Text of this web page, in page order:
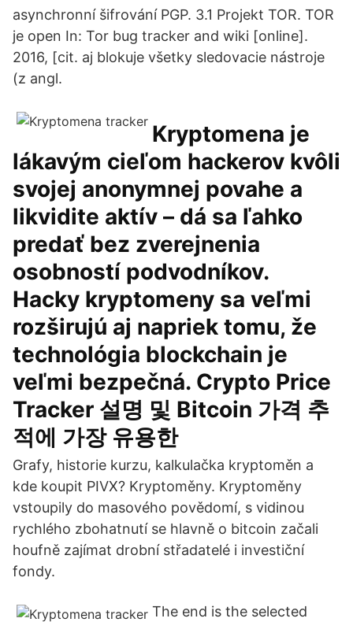
asynchronní šifrování PGP. 3.1 Projekt TOR. TOR
je open In: ​Tor bug tracker and wiki [online].
2016, [cit. aj blokuje všetky sledovacie nástroje
(z angl.
Kryptomena je
lákavým cieľom hackerov kvôli
svojej anonymnej povahe a
likvidite aktív – dá sa ľahko
predať bez zverejnenia
osobností podvodníkov.
Hacky kryptomeny sa veľmi
rozširujú aj napriek tomu, že
technológia blockchain je
veľmi bezpečná. Crypto Price
Tracker 설명 및 Bitcoin 가격 추
적에 가장 유용한
Grafy, historie kurzu, kalkulačka kryptoměn a
kde koupit PIVX? Kryptoměny. Kryptoměny
vstoupily do masového povědomí, s vidinou
rychlého zbohatnutí se hlavně o bitcoin začali
houfně zajímat drobní střadatelé i investiční
fondy.
The end is the selected